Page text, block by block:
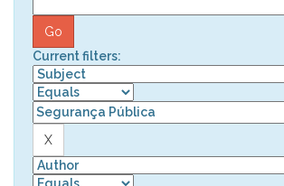
Current filters: